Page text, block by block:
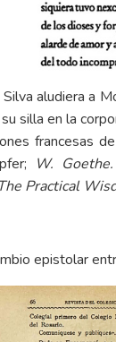
aludiera a
silla en la
francesas de
W.
Practical
epistolar